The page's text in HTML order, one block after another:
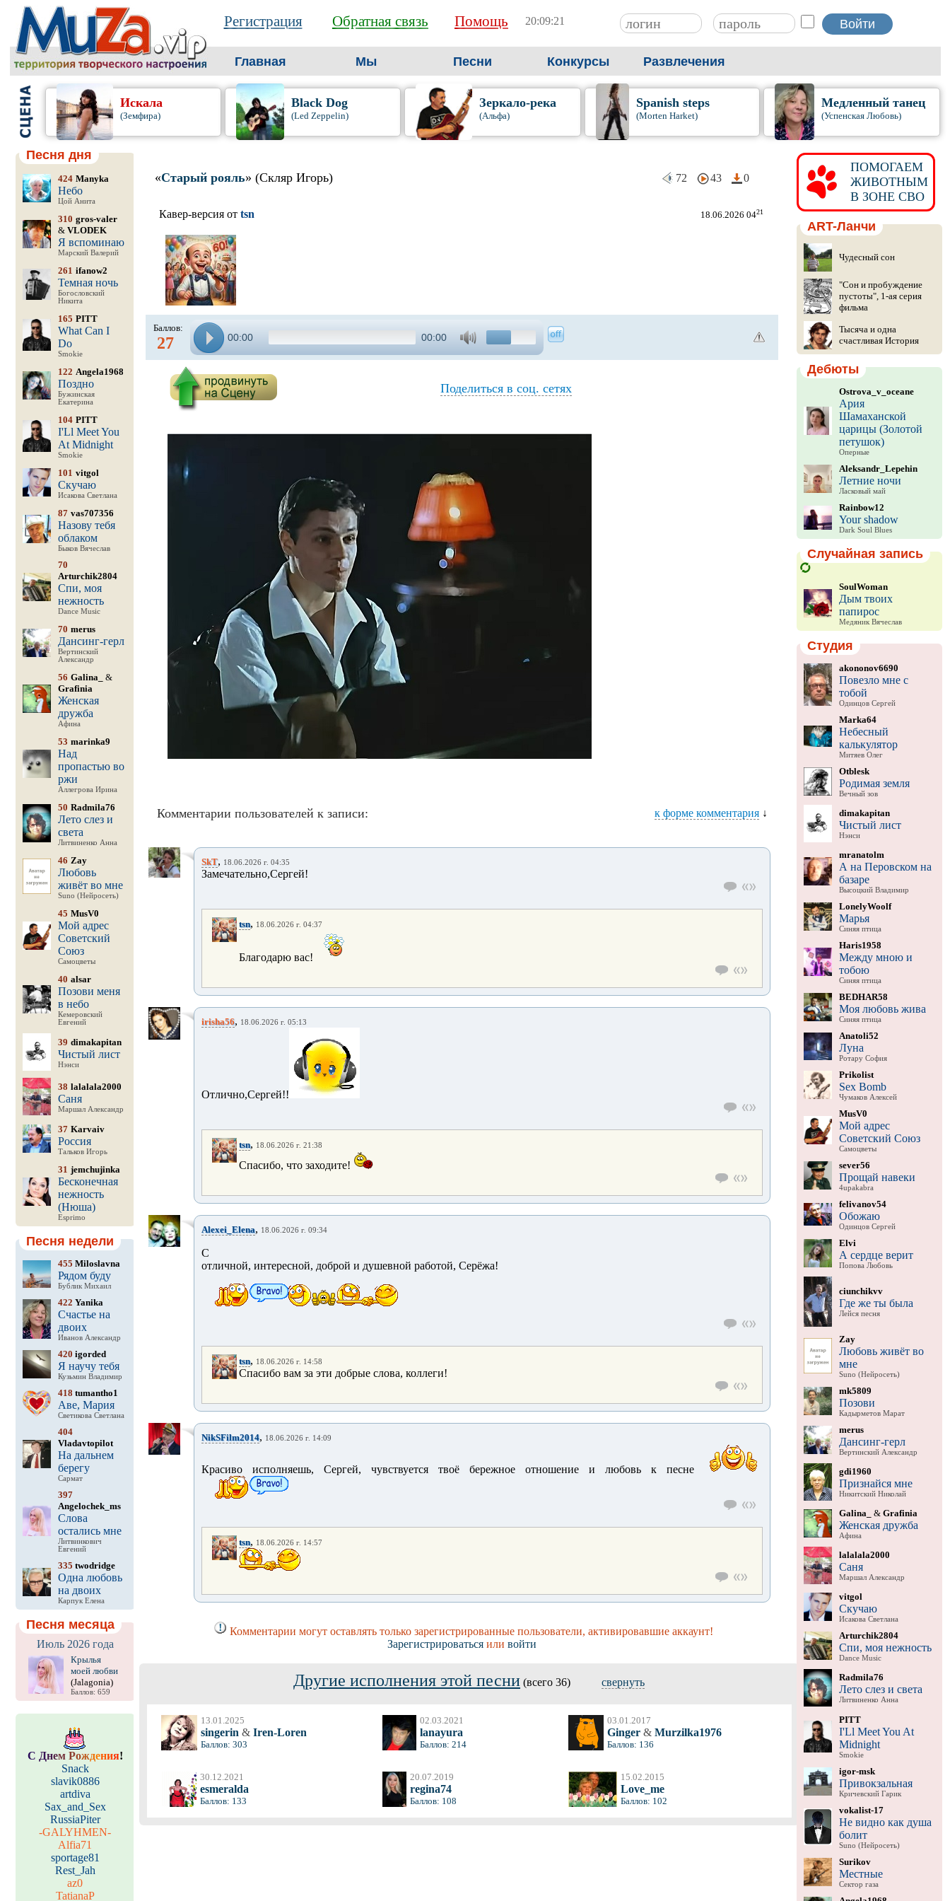
Регистрация Обратная связь Помощь 20:09:22
Главная Мы Песни Конкурсы Развлечения
Искала
(Земфира)
Black Dog
(Led Zeppelin)
Зеркало-река
(Альфа)
Spanish steps
(Morten Harket)
Медленный танец
(Успенская Любовь)
Песня дня
424 Manyka
Небо
Цой Анита
310 gros-valer
& VLODEK
Я вспоминаю
Марский Валерий
261 ifanow2
Темная ночь
Богословский
Никита
165 PITT
What Can I
Do
Smokie
122 Angela1968
Поздно
Бужинская
Екатерина
104 PITT
I'Ll Meet You
At Midnight
Smokie
101 vitgol
Скучаю
Исакова Светлана
87 vas707356
Назову тебя
облаком
Быков Вячеслав
70
Arturchik2804
Спи, моя
нежность
Dance Music
70 merus
Дансинг-герл
Вертинский
Александр
56 Galina_
&
Grafinia
Женская
дружба
Афина
53 marinka9
Над
пропастью во
ржи
Аллегрова Ирина
50 Radmila76
Лето слез и
света
Литвиненко Анна
46 Zay
Любовь
живёт во мне
Suno (Нейросеть)
45 MusV0
Мой адрес
Советский
Союз
Самоцветы
40 alsar
Позови меня
в небо
Кемеровский
Евгений
39 dimakapitan
Чистый лист
Нэнси
38 lalalala2000
Саня
Маршал Александр
37 Karvaiv
Россия
Тальков Игорь
31 jemchujinka
Бесконечная
нежность
(Нюша)
Esprimo
Песня недели
455 Miloslavna
Рядом буду
Бублик Михаил
422 Yanika
Счастье на
двоих
Иванов Александр
420 igorded
Я научу тебя
Кузьмин Владимир
418 tumantho1
Аве, Мария
Светикова Светлана
404
Vladavtopilot
На дальнем
берегу
Сармат
397
Angelochek_ms
Слова
остались мне
Литвинкович
Евгений
335 twodridge
Одна любовь
на двоих
Карпук Елена
Песня месяца
Июль 2026 года
Крылья
моей любви
(Jalagonia)
Баллов: 659
С Днем Рождения!
Snack
slavik0886
artdiva
Sax_and_Sex
RussiaPiter
-GALYHMEN-
Alfia71
sportage81
Rest_Jah
az0
TatianaP
«Старый рояль» (Скляр Игорь) 72 43 0
Кавер-версия от tsn 18.06.2026 0421
Баллов:
27 00:00 00:00
Поделиться в соц. сетях
Комментарии пользователей к записи: к форме комментария↓
SkT, 18.06.2026 г. 04:35
Замечательно,Сергей!
tsn, 18.06.2026 г. 04:37
Благодарю вас!
irisha56, 18.06.2026 г. 05:13
Отлично,Сергей!!
tsn, 18.06.2026 г. 21:38
Спасибо, что заходите!
Alexei_Elena, 18.06.2026 г. 09:34
С
отличной, интересной, доброй и душевной работой, Серёжа!
tsn, 18.06.2026 г. 14:58
Спасибо вам за эти добрые слова, коллеги!
NikSFilm2014, 18.06.2026 г. 14:09
Красиво исполняешь, Сергей, чувствуется твоё бережное отношение и любовь к песне
tsn, 18.06.2026 г. 14:57
Комментарии могут оставлять только зарегистрированные пользователи, активировавшие аккаунт!
Зарегистрироваться или войти
Другие исполнения этой песни (всего 36) свернуть
13.01.2025
singerin & Iren-Loren
Баллов: 303
02.03.2021
lanayura
Баллов: 214
03.01.2017
Ginger &Murzilka1976
Баллов: 136
30.12.2021
esmeralda
Баллов: 133
20.07.2019
regina74
Баллов: 108
15.02.2015
Love_me
Баллов: 102
ПОМОГАЕМ
ЖИВОТНЫМ
В ЗОНЕ СВО
ART-Ланчи
Чудесный сон
"Сон и пробуждение
пустоты", 1-ая серия
фильма
Тысяча и одна
счастливая История
Дебюты
Ostrova_v_oceane
Ария
Шамаханской
царицы (Золотой
петушок)
Оперные
Aleksandr_Lepehin
Летние ночи
Ласковый май
Rainbow12
Your shadow
Dark Soul Blues
Случайная запись
SoulWoman
Дым твоих
папирос
Медяник Вячеслав
Студия
akononov6690
Повезло мне с
тобой
Одинцов Сергей
Marka64
Небесный
калькулятор
Митяев Олег
Otblesk
Родимая земля
Вечный зов
dimakapitan
Чистый лист
Нэнси
mranatolm
А на Перовском на
базаре
Высоцкий Владимир
LonelyWoolf
Марья
Синяя птица
Haris1958
Между мною и
тобою
Синяя птица
BEDHAR58
Моя любовь жива
Синяя птица
Anatoli52
Луна
Ротару София
Prikolist
Sex Bomb
Чумаков Алексей
MusV0
Мой адрес
Советский Союз
Самоцветы
sever56
Прощай навеки
4upakabra
felivanov54
Обожаю
Одинцов Сергей
Elvi
А сердце верит
Попова Любовь
ciunchikvv
Где же ты была
Лейся песня
Zay
Любовь живёт во
мне
Suno (Нейросеть)
mk5809
Позови
Кадырметов Марат
merus
Дансинг-герл
Вертинский Александр
gdi1960
Признайся мне
Никитский Николай
Galina_ & Grafinia
Женская дружба
Афина
lalalala2000
Саня
Маршал Александр
vitgol
Скучаю
Исакова Светлана
Arturchik2804
Спи, моя нежность
Dance Music
Radmila76
Лето слез и света
Литвиненко Анна
PITT
I'Ll Meet You At
Midnight
Smokie
igor-msk
Привокзальная
Кричевский Гарик
vokalist-17
Не видно как душа
болит
Suno (Нейросеть)
Surikov
Местные
Сектор газа